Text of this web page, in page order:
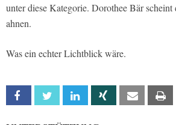
unter diese Kategorie. Dorothee Bär scheint
ahnen.
Was ein echter Lichtblick wäre.
Facebook Twitter Linkedin Xing Email